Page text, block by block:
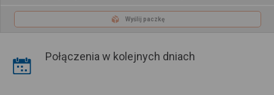
Wyślij paczkę
Połączenia w kolejnych dniach